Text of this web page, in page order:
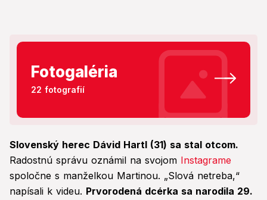
Fotogaléria
22 fotografií
Slovenský herec Dávid Hartl (31) sa stal otcom.
Radostnú správu oznámil na svojom Instagrame
spoločne s manželkou Martinou. „Slová netreba,“
napísali k videu. Prvorodená dcérka sa narodila 29.